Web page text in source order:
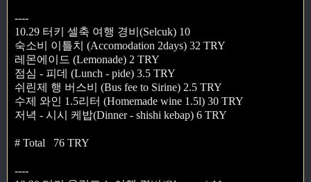
----
10.29 터키 셀축 여행 경비(Selcuk) 10
숙소비 이틀치 (Accomodation 2days) 32 TRY
레몬에이드 (Lemonade) 2 TRY
점심 - 피데 (Lunch - pide) 3.5 TRY
쉬린제 행 버스비 (Bus fee to Sirine) 2.5 TRY
수제 와인 1.5리터 (Homemade wine 1.5l) 30 TRY
저녁 - 시시 케밥(Dinner - shishi kebap) 6 TRY
# Total 76 TRY
----